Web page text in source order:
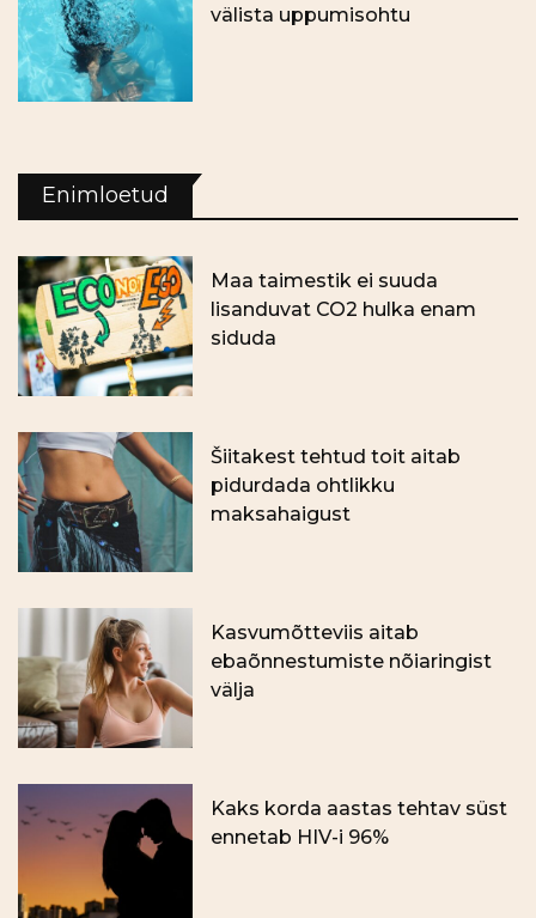
välista uppumisohtu
Enimloetud
Maa taimestik ei suuda
lisanduvat CO2 hulka enam
siduda
Šiitakest tehtud toit aitab
pidurdada ohtlikku
maksahaigust
Kasvumõtteviis aitab
ebaõnnestumiste nõiaringist
välja
Kaks korda aastas tehtav süst
ennetab HIV-i 96%